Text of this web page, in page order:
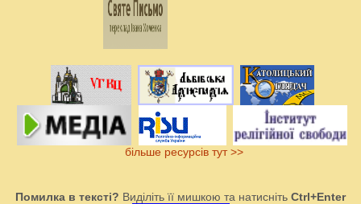
більше ресурсів тут >>
Помилка в тексті? Виділіть її мишкою та натисніть Ctrl+Enter